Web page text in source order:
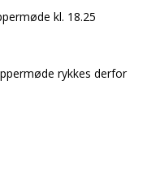
kl. 18.25
rykkes derfor